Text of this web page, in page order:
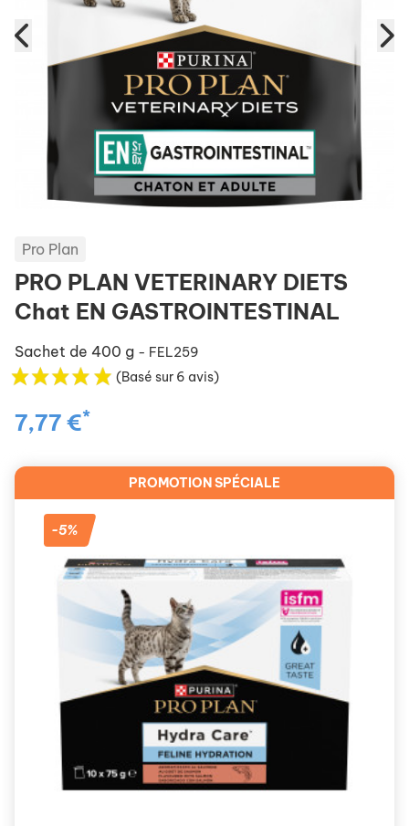
Pro Plan
PRO PLAN VETERINARY DIETS
Chat EN GASTROINTESTINAL
Sachet de 400 g - FEL259
(Basé sur 6 avis)
7,77 €*
PROMOTION SPÉCIALE
-5%